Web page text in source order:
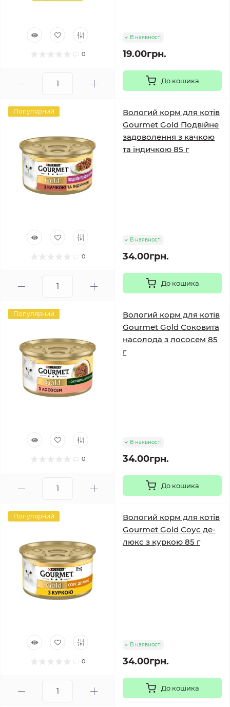
0
В наявності
19.00грн.
До кошика
Популярний
0
Вологий корм для котів
Gourmet Gold Подвійне
задоволення з качкою
та індичкою 85 г
В наявності
34.00грн.
До кошика
Популярний
0
Вологий корм для котів
Gourmet Gold Соковита
насолода з лососем 85
г
В наявності
34.00грн.
До кошика
Популярний
0
Вологий корм для котів
Gourmet Gold Соус де-
люкс з куркою 85 г
В наявності
34.00грн.
До кошика